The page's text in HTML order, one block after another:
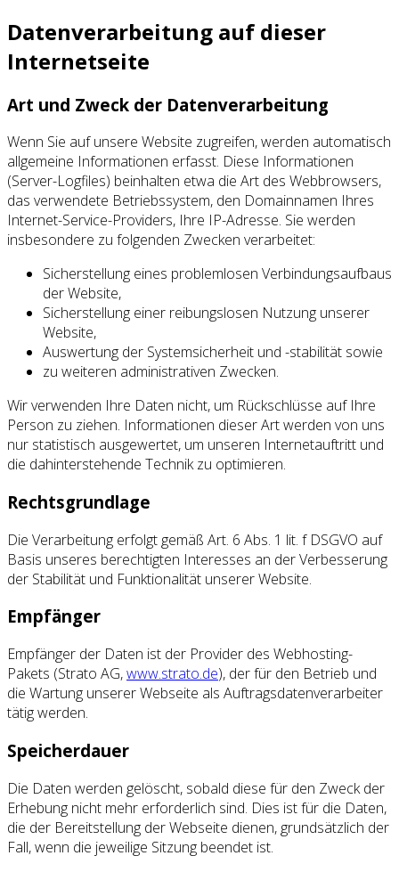
Datenverarbeitung auf dieser
Internetseite
Art und Zweck der Datenverarbeitung
Wenn Sie auf unsere Website zugreifen, werden automatisch
allgemeine Informationen erfasst. Diese Informationen
(Server-Logfiles) beinhalten etwa die Art des Webbrowsers,
das verwendete Betriebssystem, den Domainnamen Ihres
Internet-Service-Providers, Ihre IP-Adresse. Sie werden
insbesondere zu folgenden Zwecken verarbeitet:
Sicherstellung eines problemlosen Verbindungsaufbaus
der Website,
Sicherstellung einer reibungslosen Nutzung unserer
Website,
Auswertung der Systemsicherheit und -stabilität sowie
zu weiteren administrativen Zwecken.
Wir verwenden Ihre Daten nicht, um Rückschlüsse auf Ihre
Person zu ziehen. Informationen dieser Art werden von uns
nur statistisch ausgewertet, um unseren Internetauftritt und
die dahinterstehende Technik zu optimieren.
Rechtsgrundlage
Die Verarbeitung erfolgt gemäß Art. 6 Abs. 1 lit. f DSGVO auf
Basis unseres berechtigten Interesses an der Verbesserung
der Stabilität und Funktionalität unserer Website.
Empfänger
Empfänger der Daten ist der Provider des Webhosting-
Pakets (Strato AG,www.strato.de), der für den Betrieb und
die Wartung unserer Webseite als Auftragsdatenverarbeiter
tätig werden.
Speicherdauer
Die Daten werden gelöscht, sobald diese für den Zweck der
Erhebung nicht mehr erforderlich sind. Dies ist für die Daten,
die der Bereitstellung der Webseite dienen, grundsätzlich der
Fall, wenn die jeweilige Sitzung beendet ist.